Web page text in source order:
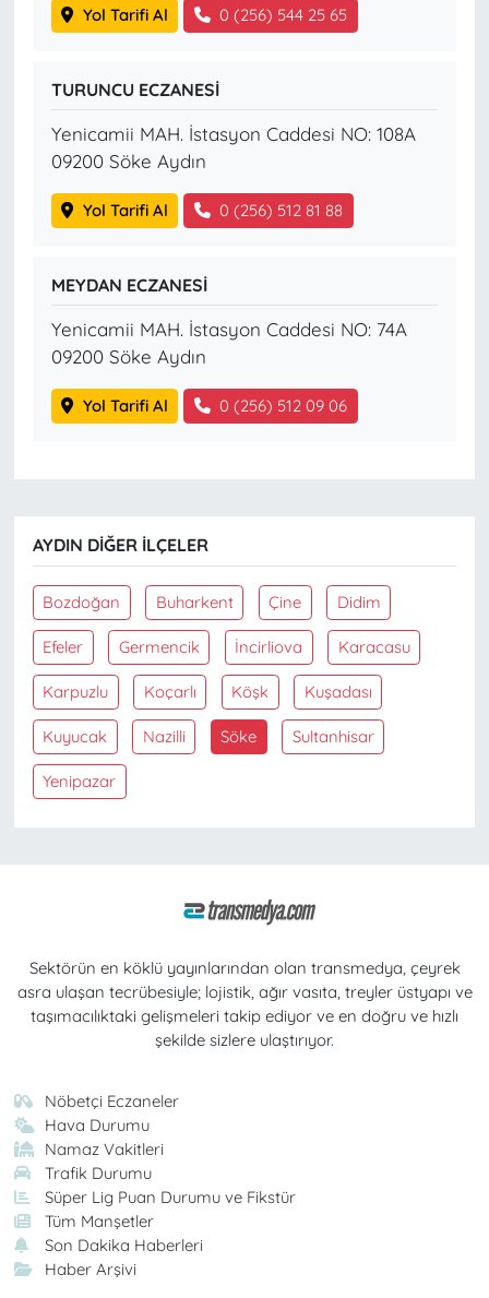
Yol Tarifi Al 0 (256) 544 25 65
TURUNCU ECZANESİ
Yenicamii MAH. İstasyon Caddesi NO: 108A
09200 Söke Aydın
Yol Tarifi Al 0 (256) 512 81 88
MEYDAN ECZANESİ
Yenicamii MAH. İstasyon Caddesi NO: 74A
09200 Söke Aydın
Yol Tarifi Al 0 (256) 512 09 06
AYDIN DIĞER İLÇELER
Bozdoğan Buharkent Çine Didim
Efeler Germencik İncirliova Karacasu
Karpuzlu Koçarlı Köşk Kuşadası
Kuyucak Nazilli Söke Sultanhisar
Yenipazar
Sektörün en köklü yayınlarından olan transmedya, çeyrek
asra ulaşan tecrübesiyle; lojistik, ağır vasıta, treyler üstyapı ve
taşımacılıktaki gelişmeleri takip ediyor ve en doğru ve hızlı
şekilde sizlere ulaştırıyor.
Nöbetçi Eczaneler
Hava Durumu
Namaz Vakitleri
Trafik Durumu
Süper Lig Puan Durumu ve Fikstür
Tüm Manşetler
Son Dakika Haberleri
Haber Arşivi